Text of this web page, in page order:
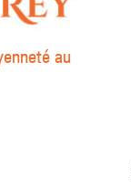
au